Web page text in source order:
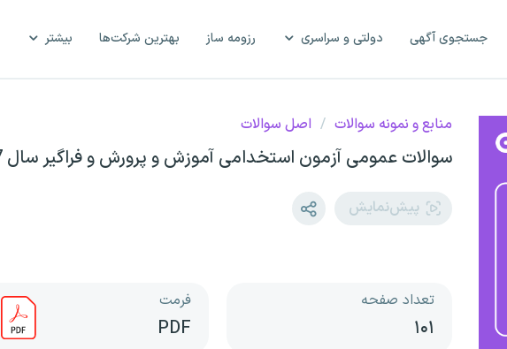
جستجوی آگهی دولتی و سراسری رزومه ساز بهترین شرکت‌ها بیشتر
منابع و نمونه سوالات / اصل سوالات
سوالات عمومی آزمون استخدامی آموزش و پرورش و فراگیر سال 97
پیش‌نمایش
تعداد صفحه
۱۰۱
فرمت
PDF